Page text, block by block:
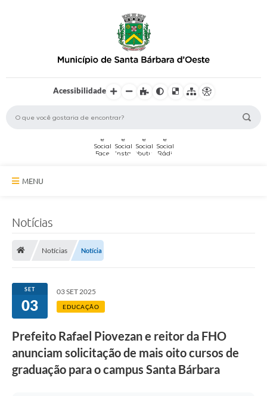
Acessibilidade
MENU
Serviços Online
Transparência
Legislação
Covid-19
Notícias
Notícias Notícia
SET
03
03 SET 2025
EDUCAÇÃO
Prefeito Rafael Piovezan e reitor da FHO
anunciam solicitação de mais oito cursos de
graduação para o campus Santa Bárbara